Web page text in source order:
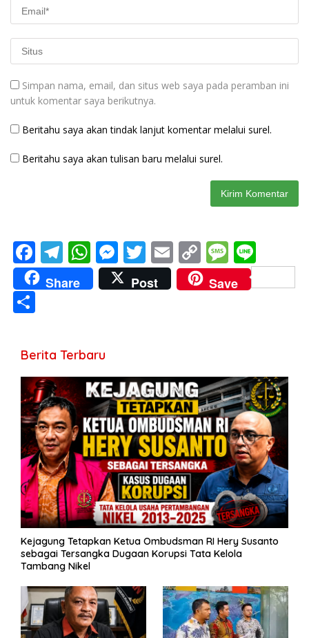
Simpan nama, email, dan situs web saya pada peramban ini
untuk komentar saya berikutnya.
Beritahu saya akan tindak lanjut komentar melalui surel.
Beritahu saya akan tulisan baru melalui surel.
F
ac
e
o
k
T
el
e
m
W
h
at
p
p
M
e
ss
er
T
w
itt
E
m
ai
C
o
p
k
M
e
ss
n
e
Share Post Save
ar
e
Berita Terbaru
Kejagung Tetapkan Ketua Ombudsman RI Hery Susanto
sebagai Tersangka Dugaan Korupsi Tata Kelola
Tambang Nikel